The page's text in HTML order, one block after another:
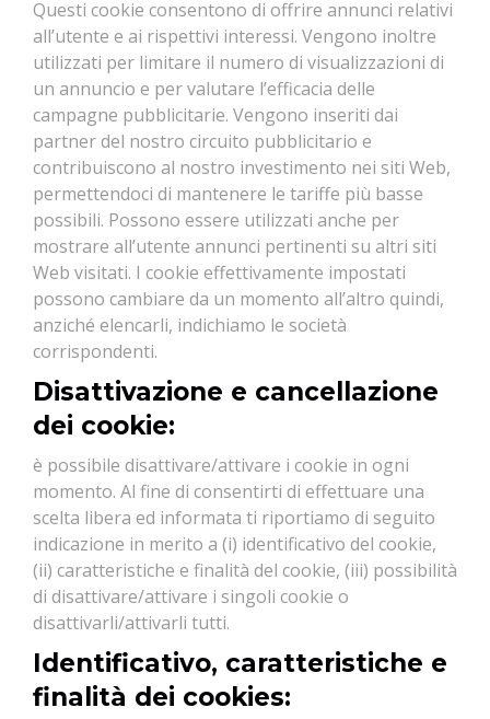
Questi cookie consentono di offrire annunci relativi
all’utente e ai rispettivi interessi. Vengono inoltre
utilizzati per limitare il numero di visualizzazioni di
un annuncio e per valutare l’efficacia delle
campagne pubblicitarie. Vengono inseriti dai
partner del nostro circuito pubblicitario e
contribuiscono al nostro investimento nei siti Web,
permettendoci di mantenere le tariffe più basse
possibili. Possono essere utilizzati anche per
mostrare all’utente annunci pertinenti su altri siti
Web visitati. I cookie effettivamente impostati
possono cambiare da un momento all’altro quindi,
anziché elencarli, indichiamo le società
corrispondenti.
Disattivazione e cancellazione
dei cookie:
è possibile disattivare/attivare i cookie in ogni
momento. Al fine di consentirti di effettuare una
scelta libera ed informata ti riportiamo di seguito
indicazione in merito a (i) identificativo del cookie,
(ii) caratteristiche e finalità del cookie, (iii) possibilità
di disattivare/attivare i singoli cookie o
disattivarli/attivarli tutti.
Identificativo, caratteristiche e
finalità dei cookies: